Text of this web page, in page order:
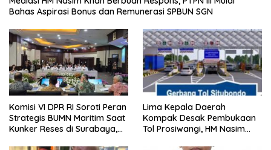
Bahas Aspirasi Bonus dan Remunerasi SPBUN SGN
Komisi VI DPR RI Soroti Peran
Strategis BUMN Maritim Saat
Kunker Reses di Surabaya,
Lima Kepala Daerah
Kompak Desak Pembukaan
Tol Prosiwangi, HM Nasim